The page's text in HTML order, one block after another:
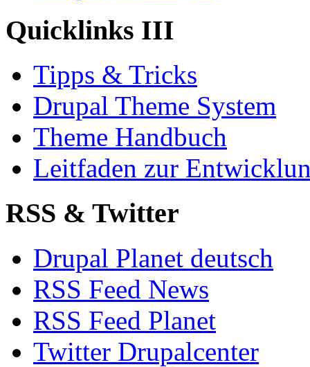
Quicklinks III
Tipps & Tricks
Drupal Theme System
Theme Handbuch
Leitfaden zur
RSS & Twitter
Drupal Planet deutsch
RSS Feed News
RSS Feed Planet
Twitter Drupalcenter